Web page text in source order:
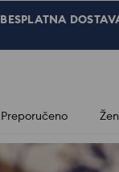
BESPLATNA
Preporučeno